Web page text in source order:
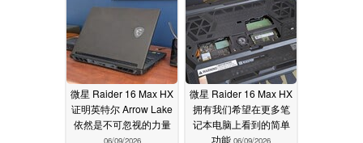
微星 Raider 16 Max HX
证明英特尔 Arrow Lake
依然是不可忽视的力量
微星 Raider 16 Max HX
拥有我们希望在更多笔
记本电脑上看到的简单
功能